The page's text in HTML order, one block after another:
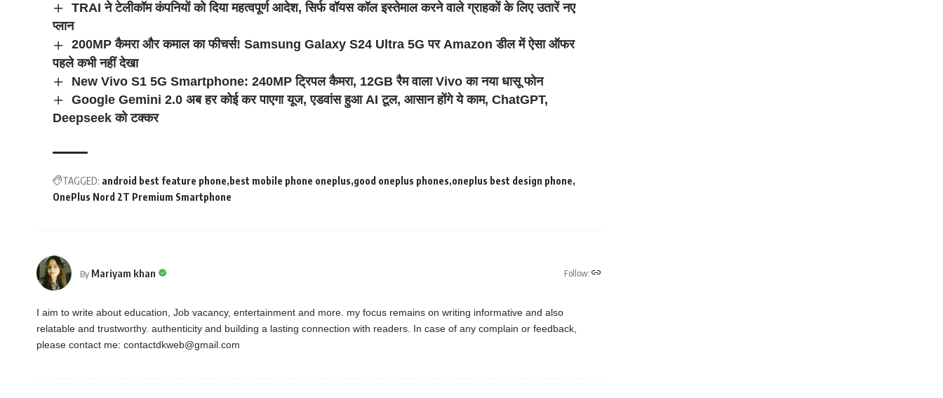
TRAI ने टेलीकॉम कंपनियों को दिया महत्वपूर्ण आदेश, सिर्फ वॉयस कॉल इस्तेमाल करने वाले ग्राहकों के लिए उतारें नए
प्लान
200MP कैमरा और कमाल का फीचर्स! Samsung Galaxy S24 Ultra 5G पर Amazon डील में ऐसा ऑफर
पहले कभी नहीं देखा
New Vivo S1 5G Smartphone: 240MP ट्रिपल कैमरा, 12GB रैम वाला Vivo का नया धासू फोन
Google Gemini 2.0 अब हर कोई कर पाएगा यूज, एडवांस हुआ AI टूल, आसान होंगे ये काम, ChatGPT,
Deepseek को टक्कर
TAGGED: android best feature phone best mobile phone oneplus good oneplus phones oneplus best design phone
OnePlus Nord 2T Premium Smartphone
By Mariyam khan Follow:
I aim to write about education, Job vacancy, entertainment and more. my focus remains on writing informative and also
relatable and trustworthy. authenticity and building a lasting connection with readers. In case of any complain or feedback,
please contact me: contactdkweb@gmail.com